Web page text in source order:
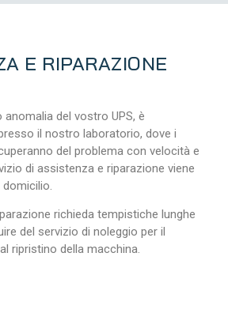
E RIPARAZIONE
del vostro UPS, è
il nostro laboratorio, dove i
del problema con velocità e
di assistenza e riparazione viene
richieda tempistiche lunghe
del servizio di noleggio per il
ripristino della macchina.